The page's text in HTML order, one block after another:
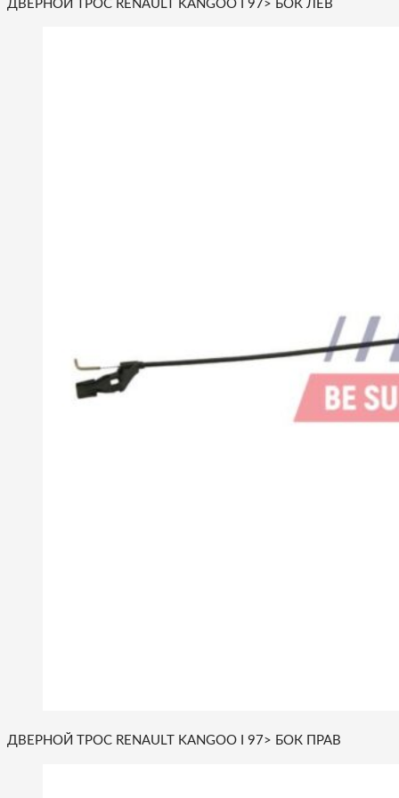
ДВЕРНОЙ ТРОС RENAULT KANGOO I 97> БОК ЛЕВ
ДВЕРНОЙ ТРОС RENAULT KANGOO I 97> БОК ПРАВ